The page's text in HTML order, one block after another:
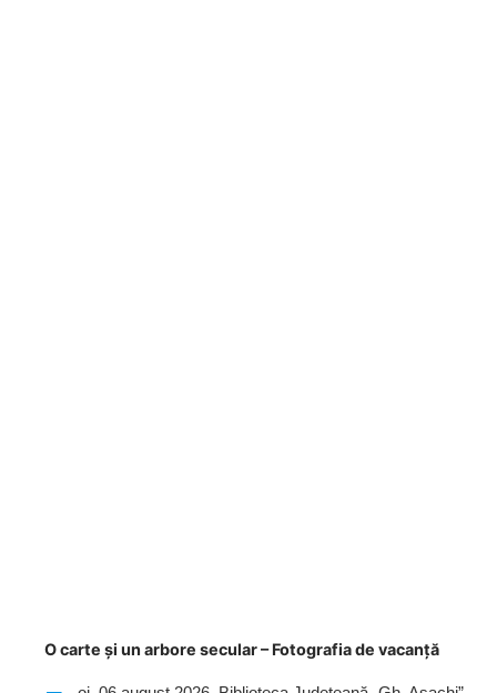
O carte și un arbore secular – Fotografia de vacanță